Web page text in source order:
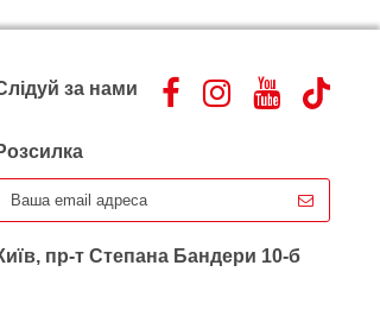
за нами
пр-т Степана Бандери 10-б